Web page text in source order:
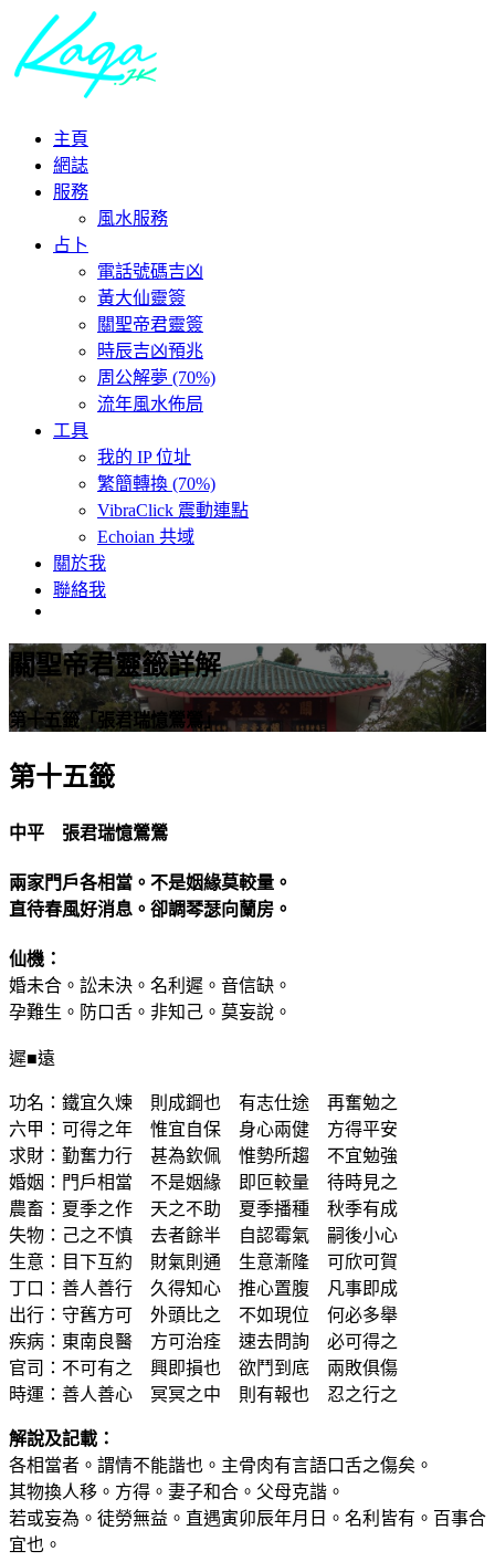
主頁
網誌
服務
風水服務
占卜
電話號碼吉凶
黃大仙靈簽
關聖帝君靈簽
時辰吉凶預兆
周公解夢 (70%)
流年風水佈局
工具
我的 IP 位址
繁簡轉換 (70%)
VibraClick 震動連點
Echoian 共域
關於我
聯絡我
關聖帝君靈籤詳解
第十五籤「張君瑞憶鶯鶯」
第十五籤
中平 張君瑞憶鶯鶯
兩家門戶各相當。不是姻緣莫較量。
直待春風好消息。卻調琴瑟向蘭房。
仙機：
婚未合。訟未決。名利遲。音信缺。
孕難生。防口舌。非知己。莫妄說。
遲■遠
功名：鐵宜久煉 則成鋼也 有志仕途 再奮勉之
六甲：可得之年 惟宜自保 身心兩健 方得平安
求財：勤奮力行 甚為欽佩 惟勢所趨 不宜勉強
婚姻：門戶相當 不是姻緣 即叵較量 待時見之
農畜：夏季之作 天之不助 夏季播種 秋季有成
失物：己之不慎 去者餘半 自認霉氣 嗣後小心
生意：目下互約 財氣則通 生意漸隆 可欣可賀
丁口：善人善行 久得知心 推心置腹 凡事即成
出行：守舊方可 外頭比之 不如現位 何必多舉
疾病：東南良醫 方可治痊 速去問詢 必可得之
官司：不可有之 興即損也 欲鬥到底 兩敗俱傷
時運：善人善心 冥冥之中 則有報也 忍之行之
解說及記載：
各相當者。謂情不能諧也。主骨肉有言語口舌之傷矣。
其物換人移。方得。妻子和合。父母克諧。
若或妄為。徒勞無益。直遇寅卯辰年月日。名利皆有。百事合
宜也。